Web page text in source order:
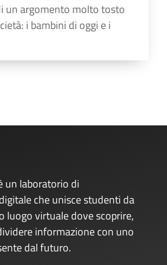
un argomento molto tosto
i bambini di oggi e i
un laboratorio di
che unisce studenti da
luogo virtuale dove scoprire,
informazione con uno
dal futuro.